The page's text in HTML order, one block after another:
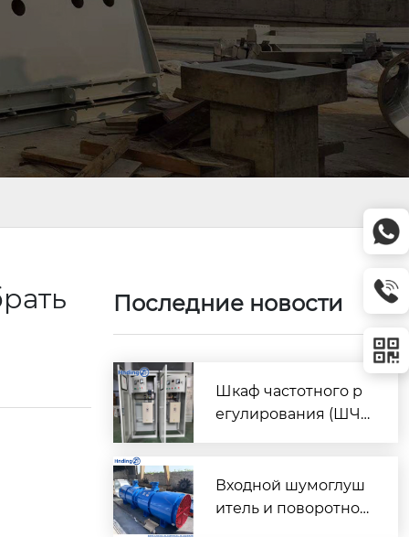
Последние новости
Шкаф частотного р
егулирования (ШЧ
ext{ кВт}$
Входной шумоглуш
итель и поворотно-